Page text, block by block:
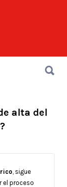
alta del
, sigue
el proceso